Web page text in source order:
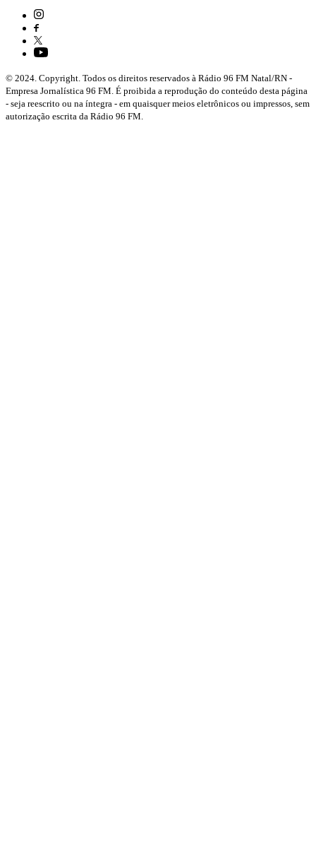
© 2024. Copyright. Todos os direitos reservados à Rádio 96 FM Natal/RN -
Empresa Jornalística 96 FM. É proibida a reprodução do conteúdo desta página
- seja reescrito ou na íntegra - em quaisquer meios eletrônicos ou impressos, sem
autorização escrita da Rádio 96 FM.